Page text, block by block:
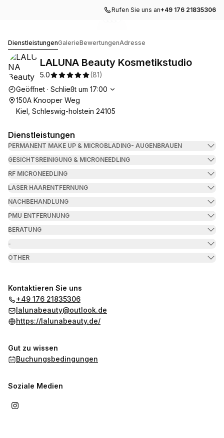
Rufen Sie uns an+49 176 21835306
DienstleistungenGalerieBewertungenAdresse
LALUNA Beauty Kosmetikstudio
5.0 (81)
Die Öffnungszeiten
Geöffnet · Schließt um 17:00
150A Knooper Weg
Kiel, Schleswig-holstein 24105
Dienstleistungen
PERMANENT MAKE UP & MICROBLADING- AUGENBRAUEN
GESICHTSREINIGUNG & MICRONEEDLING
RF MICRONEEDLING
LASER HAARENTFERNUNG
NACHBEHANDLUNG
PMU ENTFERUNUNG
BERATUNG
-
OTHER
Kontaktieren Sie uns
+49 176 21835306
lalunabeauty@outlook.de
https://lalunabeauty.de/
Gut zu wissen
Buchungsbedingungen
Soziale Medien